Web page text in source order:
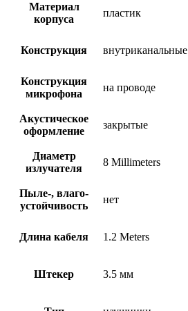
Материал
корпуса
пластик
Конструкция внутриканальные
Конструкция
микрофона
на проводе
Акустическое
оформление
закрытые
Диаметр
излучателя
8 Millimeters
Пыле-, влаго-
устойчивость
нет
Длина кабеля 1.2 Meters
Штекер 3.5 мм